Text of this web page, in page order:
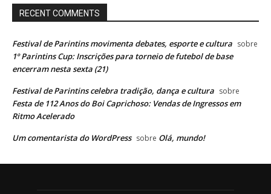
RECENT COMMENTS
Festival de Parintins movimenta debates, esporte e cultura sobre
1º Parintins Cup: Inscrições para torneio de futebol de base
encerram nesta sexta (21)
Festival de Parintins celebra tradição, dança e cultura sobre
Festa de 112 Anos do Boi Caprichoso: Vendas de Ingressos em
Ritmo Acelerado
Um comentarista do WordPress sobre Olá, mundo!